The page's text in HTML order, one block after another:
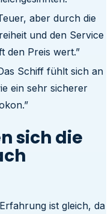
aber durch die
und den Service
den Preis wert.”
Schiff fühlt sich an
ein sehr sicherer
sich die
ist gleich, da